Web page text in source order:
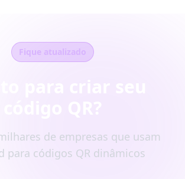
Fique atualizado
de empresas que usam
para códigos QR dinâmicos